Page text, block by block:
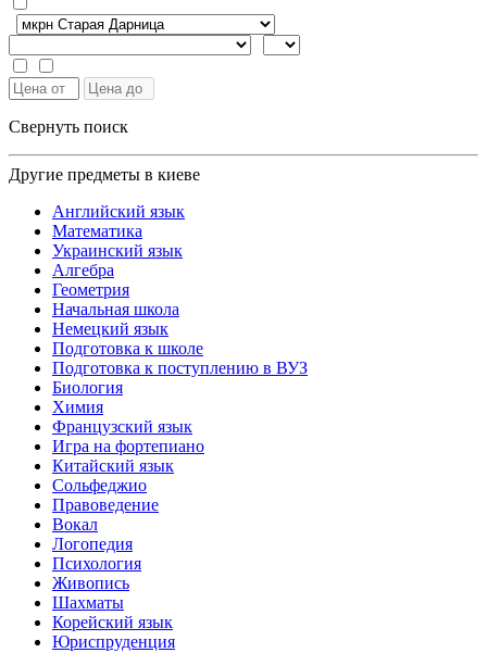
Свернуть поиск
Другие предметы в киеве
Английский язык
Математика
Украинский язык
Алгебра
Геометрия
Начальная школа
Немецкий язык
Подготовка к школе
Подготовка к поступлению в ВУЗ
Биология
Химия
Французский язык
Игра на фортепиано
Китайский язык
Сольфеджио
Правоведение
Вокал
Логопедия
Психология
Живопись
Шахматы
Корейский язык
Юриспруденция